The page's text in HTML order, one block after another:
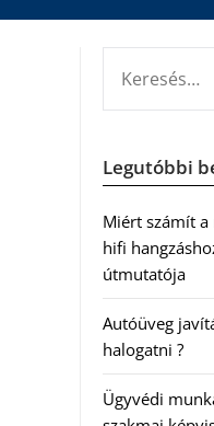
Legutóbbi
Miért számít a
hifi
útmutatója
Autóüveg
halogatni ?
Ügyvédi